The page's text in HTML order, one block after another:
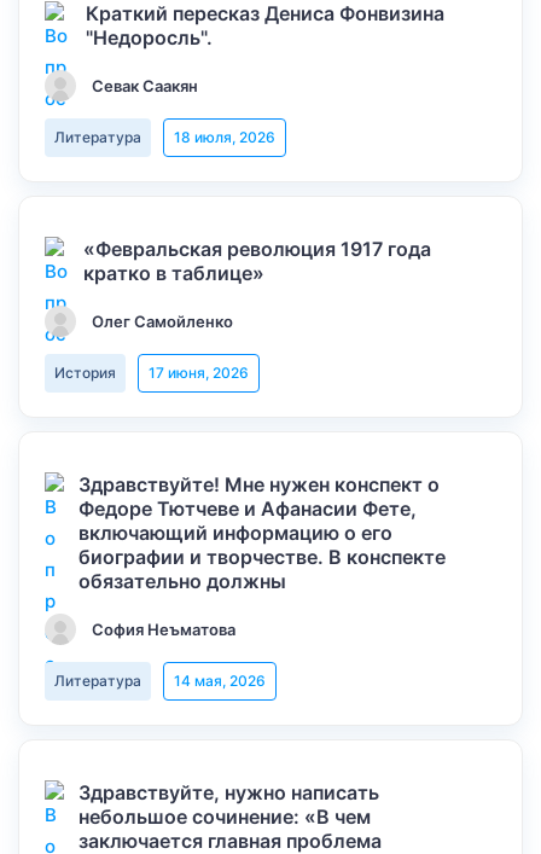
Краткий пересказ Дениса Фонвизина
"Недоросль".
Севак Саакян
Литература 18 июля, 2026
«Февральская революция 1917 года
кратко в таблице»
Олег Самойленко
История 17 июня, 2026
Здравствуйте! Мне нужен конспект о
Федоре Тютчеве и Афанасии Фете,
включающий информацию о его
биографии и творчестве. В конспекте
обязательно должны
София Неъматова
Литература 14 мая, 2026
Здравствуйте, нужно написать
небольшое сочинение: «В чем
заключается главная проблема